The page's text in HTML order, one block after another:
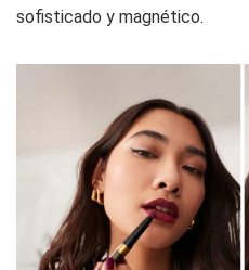
sofisticado y magnético.